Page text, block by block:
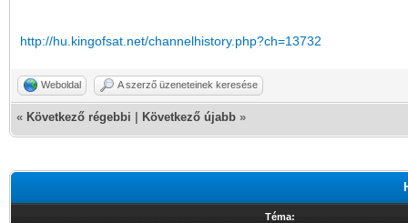
http://hu.kingofsat.net/channelhistory.php?ch=13732
Weboldal A szerző üzeneteinek keresése
« Következő régebbi Következő újabb »
Téma: